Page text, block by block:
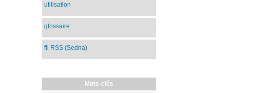
utilisation
glossaire
fil RSS (Sedna)
Mots-clés